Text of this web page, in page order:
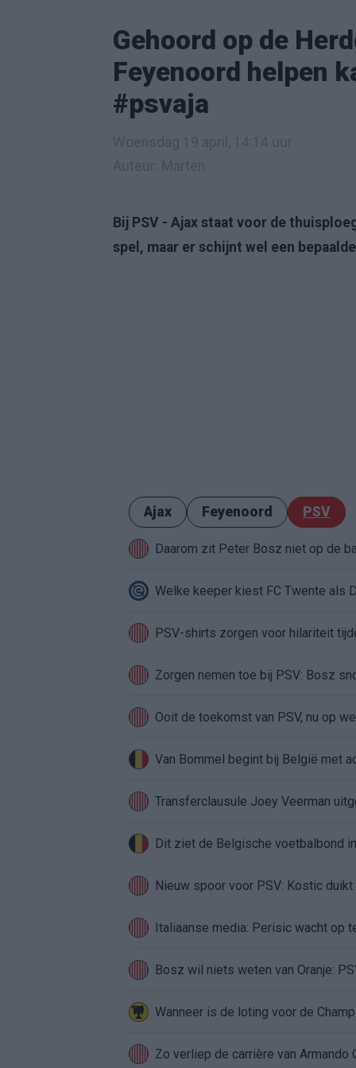
Gehoord op de
Feyenoord helpen
#psvaja
Bij PSV - Ajax staat voor de
spel, maar er schijnt wel een
Ajax Feyenoord PSV
Daarom zit Peter Bosz niet op de
Welke keeper kiest FC Twente als
PSV-shirts zorgen voor hilariteit
Zorgen nemen toe bij PSV: Bosz
Ooit de toekomst van PSV, nu op
Van Bommel begint bij België met
Transferclausule Joey Veerman
Dit ziet de Belgische voetbalbond
Nieuw spoor voor PSV: Kostic
Italiaanse media: Perisic wacht op
Bosz wil niets weten van Oranje:
Zo verliep de carrière van Armando